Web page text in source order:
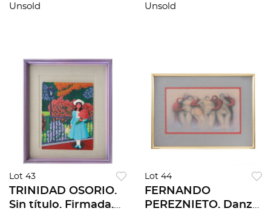
x 65 cm papel
Unsold
Firmada. Litografía
Unsold
Lot 43
TRINIDAD OSORIO.
Sin título. Firmada.
Lot 44
FERNANDO
PEREZNIETO. Danza